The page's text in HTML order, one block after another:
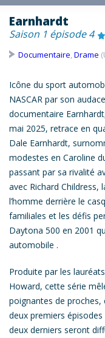
Earnhardt
Saison 1 épisode 4
Documentaire,Drame
Icône du sport
NASCAR par son
documentaire Earnhardt
mai 2025, retrace en
Dale Earnhardt,
modestes en Caroline
passant par sa rivalité
avec Richard
l’homme derrière le
familiales et les défis
Daytona 500 en 2001
automobile .
Produite par les
Howard, cette série
poignantes de proches,
deux premiers
deux derniers seront